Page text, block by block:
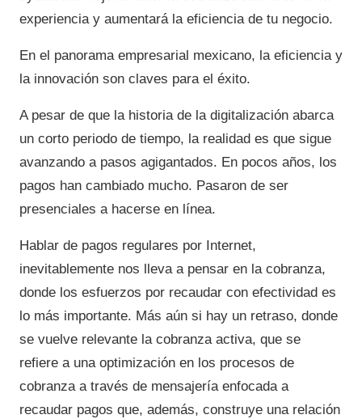
experiencia y aumentará la eficiencia de tu negocio.
En el panorama empresarial mexicano, la eficiencia y
la innovación son claves para el éxito.
A pesar de que la historia de la digitalización abarca
un corto periodo de tiempo, la realidad es que sigue
avanzando a pasos agigantados. En pocos años, los
pagos han cambiado mucho. Pasaron de ser
presenciales a hacerse en línea.
Hablar de pagos regulares por Internet,
inevitablemente nos lleva a pensar en la cobranza,
donde los esfuerzos por recaudar con efectividad es
lo más importante. Más aún si hay un retraso, donde
se vuelve relevante la cobranza activa, que se
refiere a una optimización en los procesos de
cobranza a través de mensajería enfocada a
recaudar pagos que, además, construye una relación